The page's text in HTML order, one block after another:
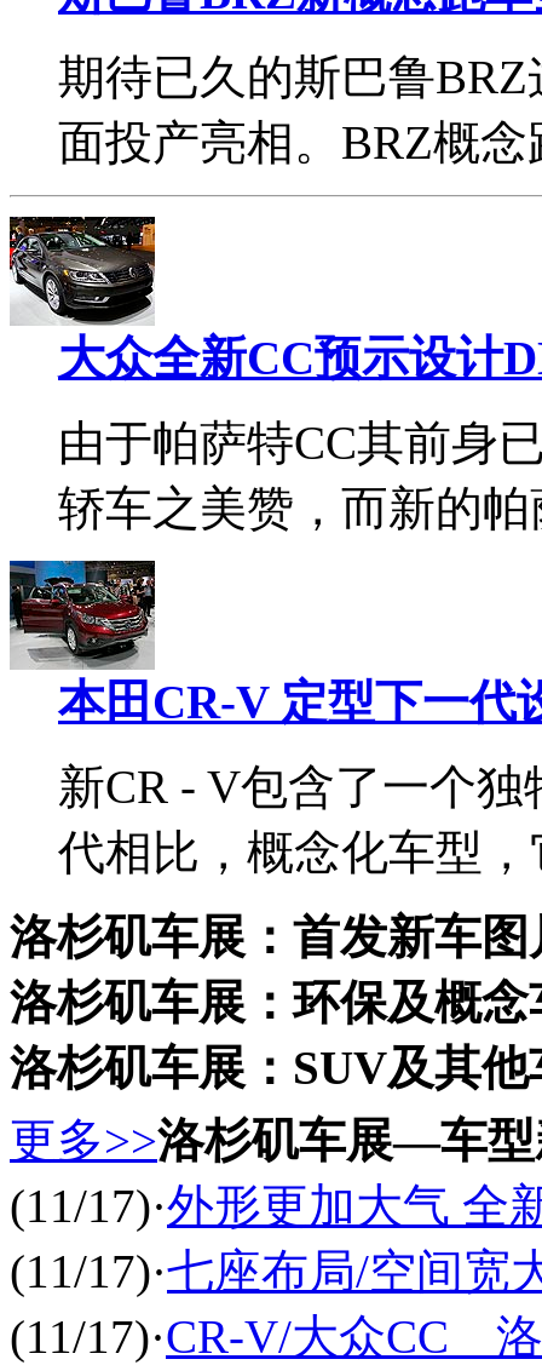
期待已久的斯巴鲁
面投产亮相。BRZ概
大众全新CC预示设计
由于帕萨特CC其前身
轿车之美赞，而新的
本田CR-V 定型下一代
新CR - V包含了一个
代相比，概念化车型
洛杉矶车展：首发新车图
洛杉矶车展：环保及概念
洛杉矶车展：SUV及其
更多>>洛杉矶车展—车
(11/17)·外形更加大气 全
(11/17)·七座布局/空间宽
(11/17)·CR-V/大众CC